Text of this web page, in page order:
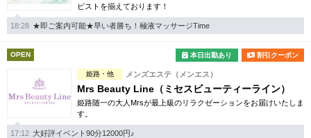
ピストを揃えております！
18:28 ★即ご案内可能★早い者勝ち！極液マッサージTime
OPEN 本日出勤あり 割引クーポン
姫路・他 メンズエステ（メンエス）
Mrs Beauty Line（ミセスビューティーライン）
姫路随一の大人Mrsが最上級のリラクゼーションをお届けいたしま
す。
17:12 大好評イベント90分12000円♪